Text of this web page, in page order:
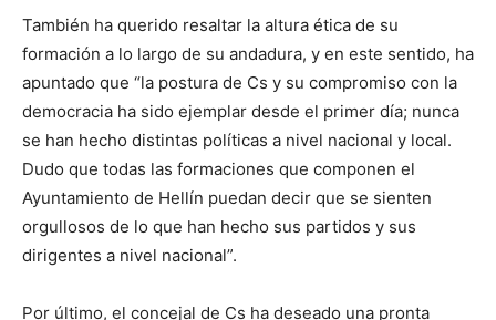
También ha querido resaltar la altura ética de su
formación a lo largo de su andadura, y en este sentido, ha
apuntado que “la postura de Cs y su compromiso con la
democracia ha sido ejemplar desde el primer día; nunca
se han hecho distintas políticas a nivel nacional y local.
Dudo que todas las formaciones que componen el
Ayuntamiento de Hellín puedan decir que se sienten
orgullosos de lo que han hecho sus partidos y sus
dirigentes a nivel nacional”.
Por último, el concejal de Cs ha deseado una pronta